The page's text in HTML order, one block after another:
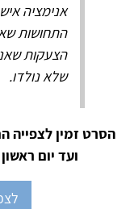
אנימציה
התחושות
הצעקות
שלא נולדו.
ועד יום ראשון 13.11.2022 בשעה 20:00